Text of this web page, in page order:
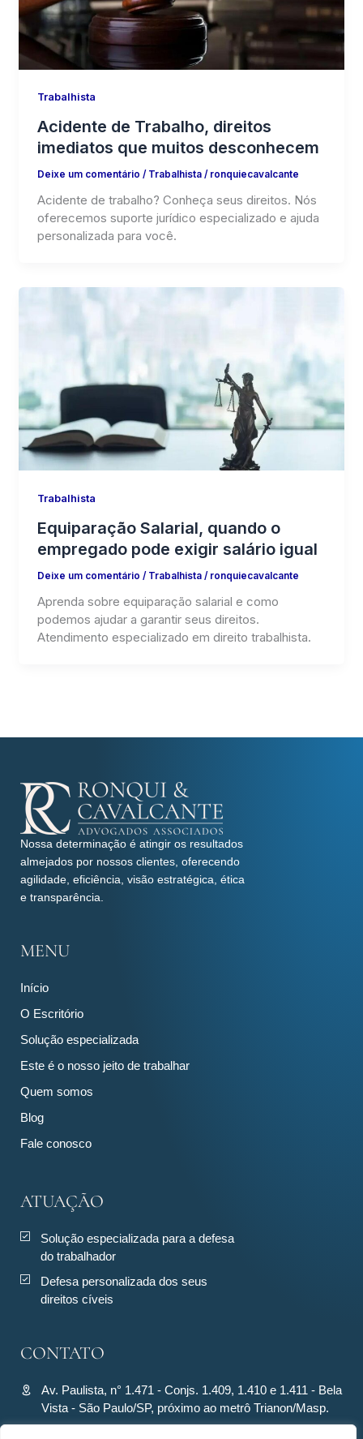
Trabalhista
Acidente de Trabalho, direitos
imediatos que muitos desconhecem
Deixe um comentário / Trabalhista/ ronquiecavalcante
Acidente de trabalho? Conheça seus direitos. Nós
oferecemos suporte jurídico especializado e ajuda
personalizada para você.
Trabalhista
Equiparação Salarial, quando o
empregado pode exigir salário igual
Deixe um comentário / Trabalhista/ ronquiecavalcante
Aprenda sobre equiparação salarial e como
podemos ajudar a garantir seus direitos.
Atendimento especializado em direito trabalhista.
Nossa determinação é atingir os resultados
almejados por nossos clientes, oferecendo
agilidade, eficiência, visão estratégica, ética
e transparência.
MENU
Início
O Escritório
Solução especializada
Este é o nosso jeito de trabalhar
Quem somos
Blog
Fale conosco
ATUAÇÃO
Solução especializada para a defesa
do trabalhador
Defesa personalizada dos seus
direitos cíveis
CONTATO
Av. Paulista, n° 1.471 - Conjs. 1.409, 1.410 e 1.411 - Bela
Vista - São Paulo/SP, próximo ao metrô Trianon/Masp.